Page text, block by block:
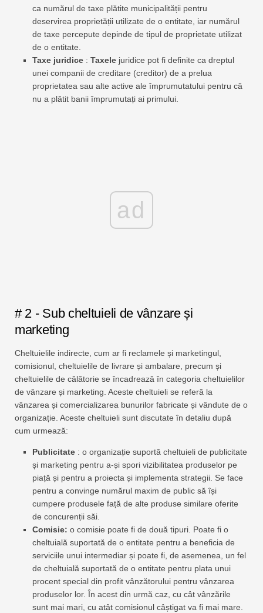
ca numărul de taxe plătite municipalității pentru
deservirea proprietății utilizate de o entitate, iar numărul
de taxe percepute depinde de tipul de proprietate utilizat
de o entitate.
Taxe juridice : Taxele juridice pot fi definite ca dreptul
unei companii de creditare (creditor) de a prelua
proprietatea sau alte active ale împrumutatului pentru că
nu a plătit banii împrumutați ai primului.
ad
# 2 - Sub cheltuieli de vânzare și
marketing
Cheltuielile indirecte, cum ar fi reclamele și marketingul,
comisionul, cheltuielile de livrare și ambalare, precum și
cheltuielile de călătorie se încadrează în categoria cheltuielilor
de vânzare și marketing. Aceste cheltuieli se referă la
vânzarea și comercializarea bunurilor fabricate și vândute de o
organizație. Aceste cheltuieli sunt discutate în detaliu după
cum urmează:
Publicitate : o organizație suportă cheltuieli de publicitate
și marketing pentru a-și spori vizibilitatea produselor pe
piață și pentru a proiecta și implementa strategii. Se face
pentru a convinge numărul maxim de public să își
cumpere produsele față de alte produse similare oferite
de concurenții săi.
Comisie: o comisie poate fi de două tipuri. Poate fi o
cheltuială suportată de o entitate pentru a beneficia de
serviciile unui intermediar și poate fi, de asemenea, un fel
de cheltuială suportată de o entitate pentru plata unui
procent special din profit vânzătorului pentru vânzarea
produselor lor. În acest din urmă caz, cu cât vânzările
sunt mai mari, cu atât comisionul câștigat va fi mai mare.